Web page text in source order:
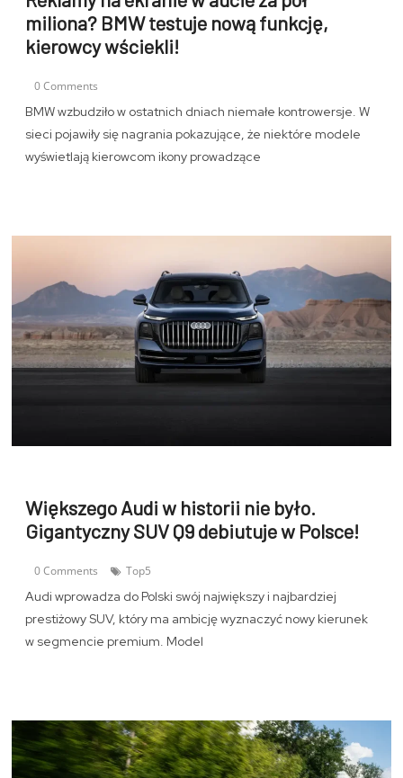
miliona? BMW testuje nową funkcję,
kierowcy wściekli!
0 Comments
BMW wzbudziło w ostatnich dniach niemałe kontrowersje. W
sieci pojawiły się nagrania pokazujące, że niektóre modele
wyświetlają kierowcom ikony prowadzące
Większego Audi w historii nie było.
Gigantyczny SUV Q9 debiutuje w Polsce!
0 Comments Top5
Audi wprowadza do Polski swój największy i najbardziej
prestiżowy SUV, który ma ambicję wyznaczyć nowy kierunek
w segmencie premium. Model